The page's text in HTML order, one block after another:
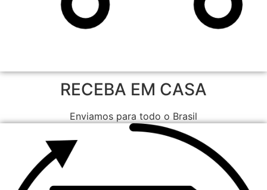
RECEBA EM CASA
Enviamos para todo o Brasil